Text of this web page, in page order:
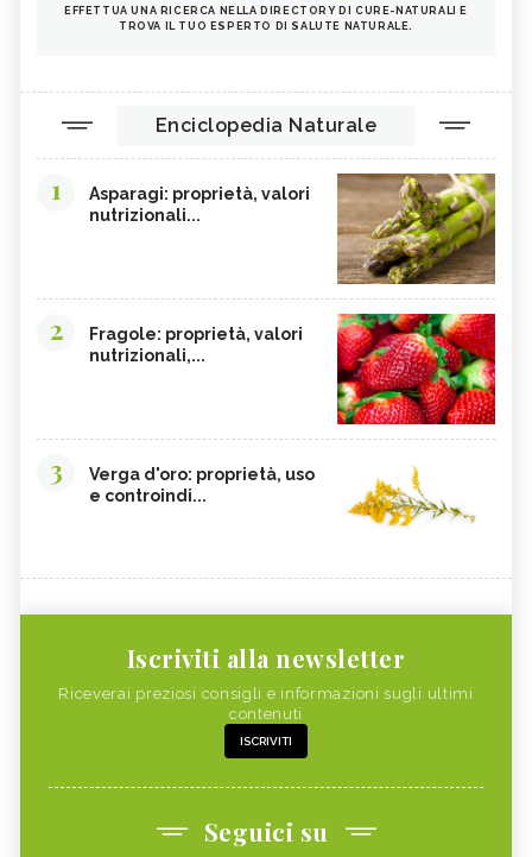
EFFETTUA UNA RICERCA NELLA DIRECTORY DI CURE-NATURALI E
TROVA IL TUO ESPERTO DI SALUTE NATURALE.
Enciclopedia Naturale
1
Asparagi: proprietà, valori
nutrizionali...
2
Fragole: proprietà, valori
nutrizionali,...
3
Verga d'oro: proprietà, uso
e controindi...
Iscriviti alla newsletter
Riceverai preziosi consigli e informazioni sugli ultimi
contenuti
ISCRIVITI
Seguici su